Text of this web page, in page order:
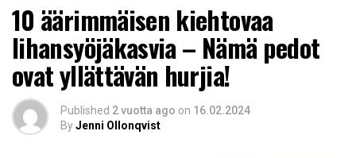
10 äärimmäisen kiehtovaa
lihansyöjäkasvia – Nämä pedot
ovat yllättävän hurjia!
Published 2 vuotta ago on 16.02.2024
ByJenni Ollonqvist